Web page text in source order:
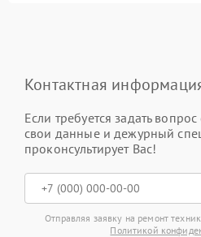
Контактная
Если требуется задать вопрос
свои данные и дежурный
проконсультирует Вас!
Отправляя заявку на ремонт
Политикой